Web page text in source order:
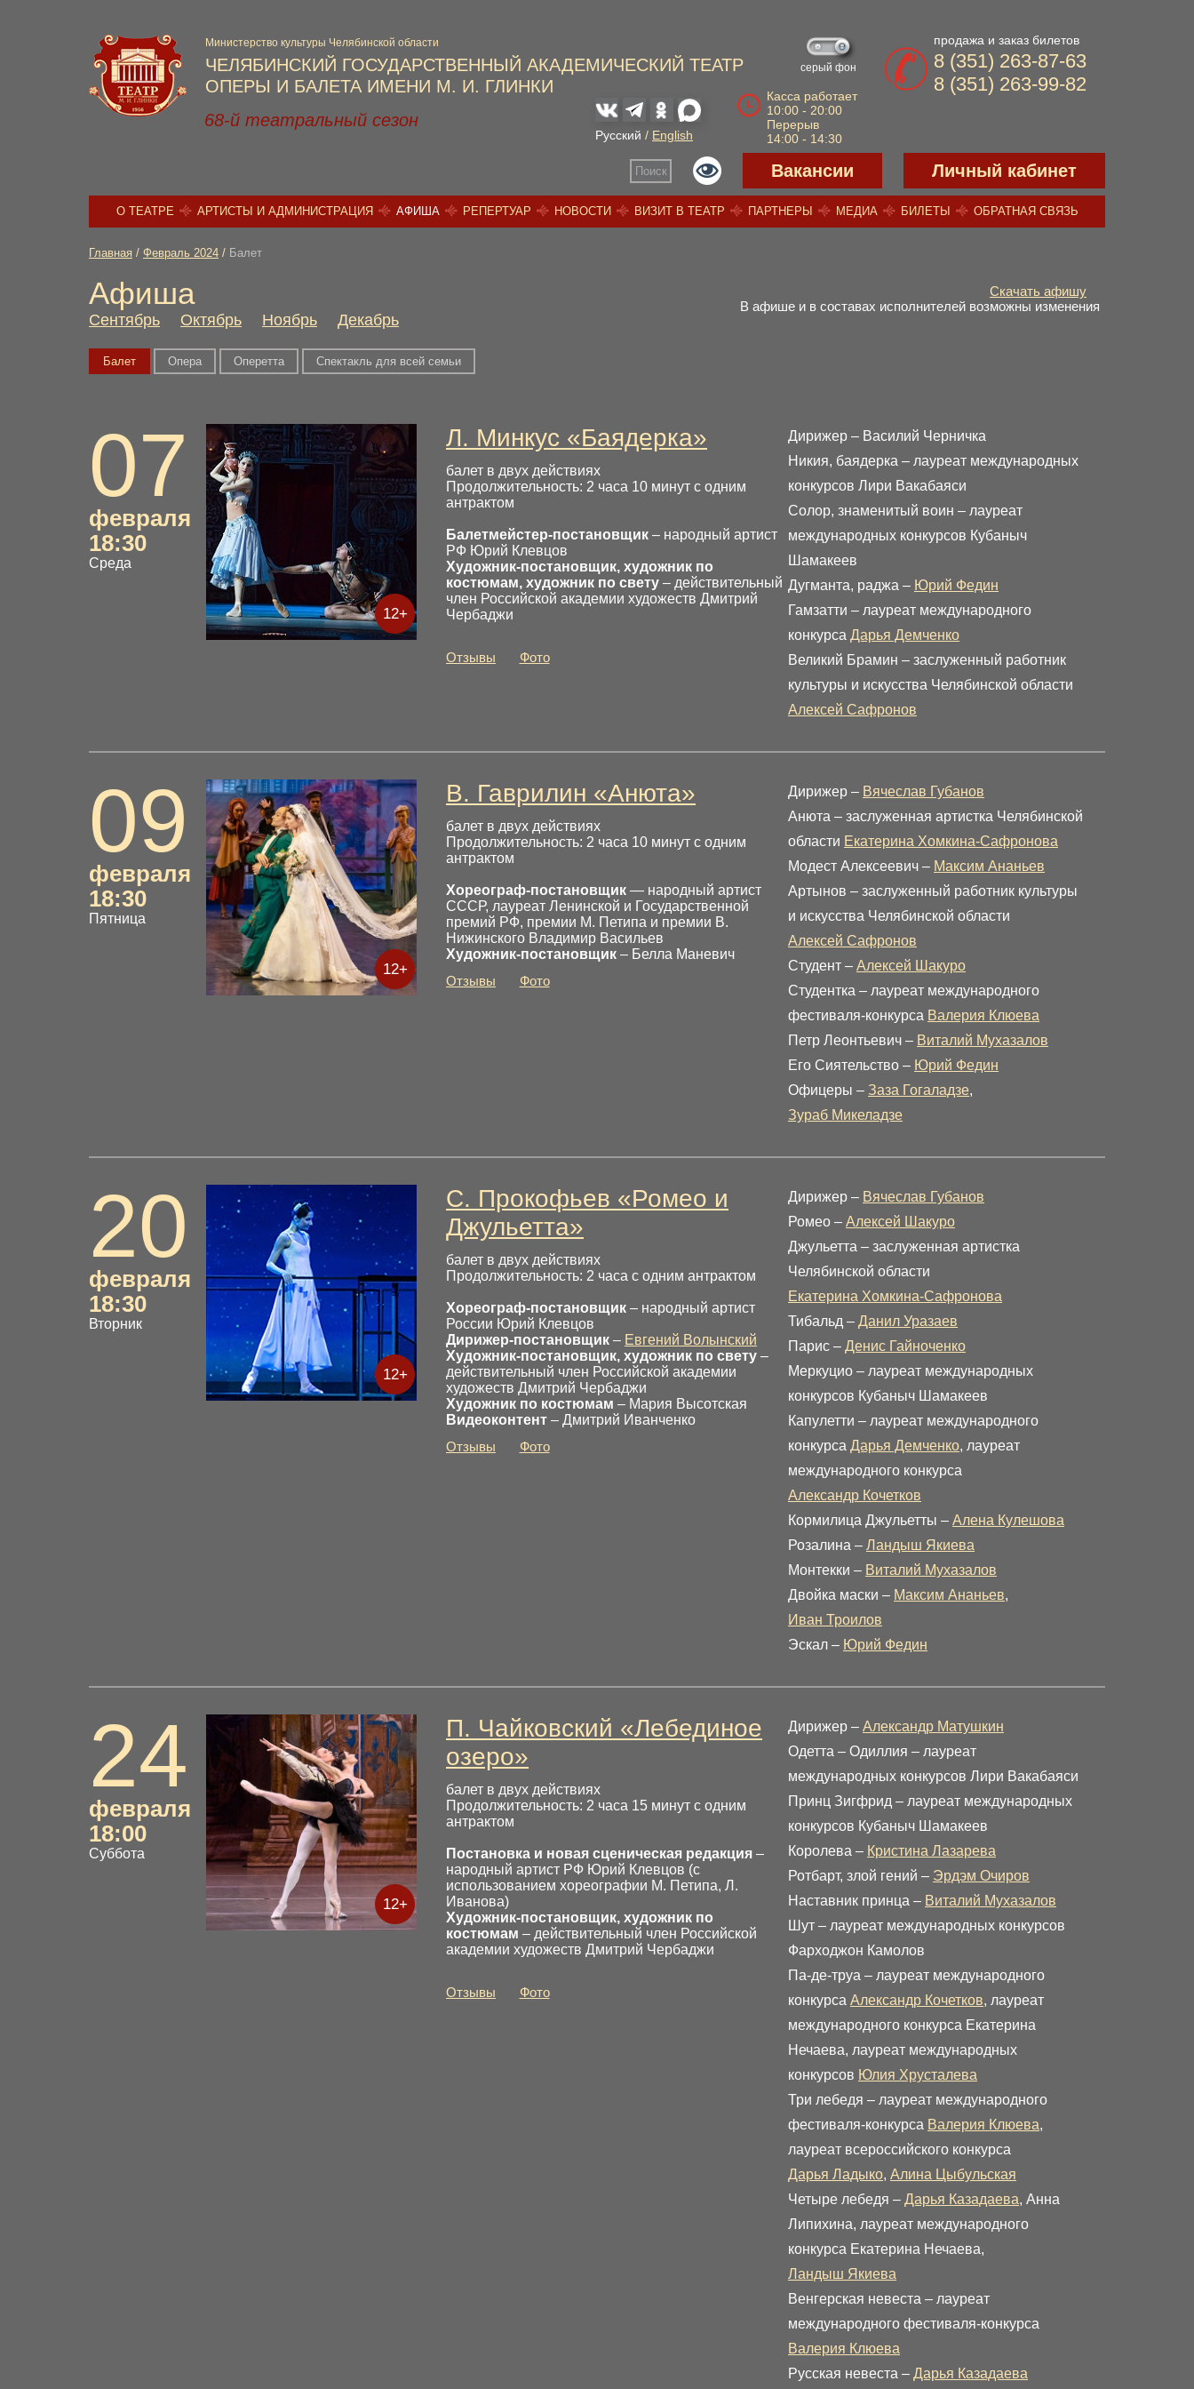
ЧЕЛЯБИНСКИЙ ГОСУДАРСТВЕННЫЙ АКАДЕМИЧЕСКИЙ ТЕАТР
ОПЕРЫ И БАЛЕТА ИМЕНИ М. И. ГЛИНКИ
Министерство культуры Челябинской области
серый фон
Касса работает
10:00 - 20:00
Перерыв
14:00 - 14:30
Русский / English
продажа и заказ билетов
8 (351) 263-87-63
8 (351) 263-99-82
68-й театральный сезон
Поиск Вакансии Личный кабинет
О ТЕАТРЕ АРТИСТЫ И АДМИНИСТРАЦИЯ АФИША РЕПЕРТУАР НОВОСТИ ВИЗИТ В ТЕАТР ПАРТНЕРЫ МЕДИА БИЛЕТЫ ОБРАТНАЯ СВЯЗЬ
Главная / Февраль 2024 / Балет
Скачать афишу
В афише и в составах исполнителей возможны изменения
Афиша
Сентябрь Октябрь Ноябрь Декабрь
Балет Опера Оперетта Спектакль для всей семьи
07
февраля
18:30
Среда
12+
Л. Минкус «Баядерка»
балет в двух действиях
Продолжительность: 2 часа 10 минут с одним
антрактом
Балетмейстер-постановщик – народный артист
РФ Юрий Клевцов
Художник-постановщик, художник по
костюмам, художник по свету – действительный
член Российской академии художеств Дмитрий
Чербаджи
Отзывы Фото
Дирижер – Василий Черничка
Никия, баядерка – лауреат международных
конкурсов Лири Вакабаяси
Солор, знаменитый воин – лауреат
международных конкурсов Кубаныч
Шамакеев
Дугманта, раджа – Юрий Федин
Гамзатти – лауреат международного
конкурса Дарья Демченко
Великий Брамин – заслуженный работник
культуры и искусства Челябинской области
Алексей Сафронов
09
февраля
18:30
Пятница
12+
В. Гаврилин «Анюта»
балет в двух действиях
Продолжительность: 2 часа 10 минут с одним
антрактом
Хореограф-постановщик — народный артист
СССР, лауреат Ленинской и Государственной
премий РФ, премии М. Петипа и премии В.
Нижинского Владимир Васильев
Художник-постановщик – Белла Маневич
Отзывы
Фото
Дирижер – Вячеслав Губанов
Анюта – заслуженная артистка Челябинской
области Екатерина Хомкина-Сафронова
Модест Алексеевич – Максим Ананьев
Артынов – заслуженный работник культуры
и искусства Челябинской области
Алексей Сафронов
Студент – Алексей Шакуро
Студентка – лауреат международного
фестиваля-конкурса Валерия Клюева
Петр Леонтьевич – Виталий Мухазалов
Его Сиятельство – Юрий Федин
Офицеры – Заза Гогаладзе,
Зураб Микеладзе
20
февраля
18:30
Вторник
12+
С. Прокофьев «Ромео и
Джульетта»
балет в двух действиях
Продолжительность: 2 часа с одним антрактом
Хореограф-постановщик – народный артист
России Юрий Клевцов
Дирижер-постановщик – Евгений Волынский
Художник-постановщик, художник по свету –
действительный член Российской академии
художеств Дмитрий Чербаджи
Художник по костюмам – Мария Высотская
Видеоконтент – Дмитрий Иванченко
Отзывы
Фото
Дирижер – Вячеслав Губанов
Ромео – Алексей Шакуро
Джульетта – заслуженная артистка
Челябинской области
Екатерина Хомкина-Сафронова
Тибальд – Данил Уразаев
Парис – Денис Гайноченко
Меркуцио – лауреат международных
конкурсов Кубаныч Шамакеев
Капулетти – лауреат международного
конкурса Дарья Демченко, лауреат
международного конкурса
Александр Кочетков
Кормилица Джульетты – Алена Кулешова
Розалина – Ландыш Якиева
Монтекки – Виталий Мухазалов
Двойка маски – Максим Ананьев,
Иван Троилов
Эскал – Юрий Федин
24
февраля
18:00
Суббота
12+
П. Чайковский «Лебединое
озеро»
балет в двух действиях
Продолжительность: 2 часа 15 минут с одним
антрактом
Постановка и новая сценическая редакция –
народный артист РФ Юрий Клевцов (с
использованием хореографии М. Петипа, Л.
Иванова)
Художник-постановщик, художник по
костюмам – действительный член Российской
академии художеств Дмитрий Чербаджи
Отзывы Фото
Дирижер – Александр Матушкин
Одетта – Одиллия – лауреат
международных конкурсов Лири Вакабаяси
Принц Зигфрид – лауреат международных
конкурсов Кубаныч Шамакеев
Королева – Кристина Лазарева
Ротбарт, злой гений – Эрдэм Очиров
Наставник принца – Виталий Мухазалов
Шут – лауреат международных конкурсов
Фарходжон Камолов
Па-де-труа – лауреат международного
конкурса Александр Кочетков, лауреат
международного конкурса Екатерина
Нечаева, лауреат международных
конкурсов Юлия Хрусталева
Три лебедя – лауреат международного
фестиваля-конкурса Валерия Клюева,
лауреат всероссийского конкурса
Дарья Ладыко, Алина Цыбульская
Четыре лебедя – Дарья Казадаева, Анна
Липихина, лауреат международного
конкурса Екатерина Нечаева,
Ландыш Якиева
Венгерская невеста – лауреат
международного фестиваля-конкурса
Валерия Клюева
Русская невеста – Дарья Казадаева